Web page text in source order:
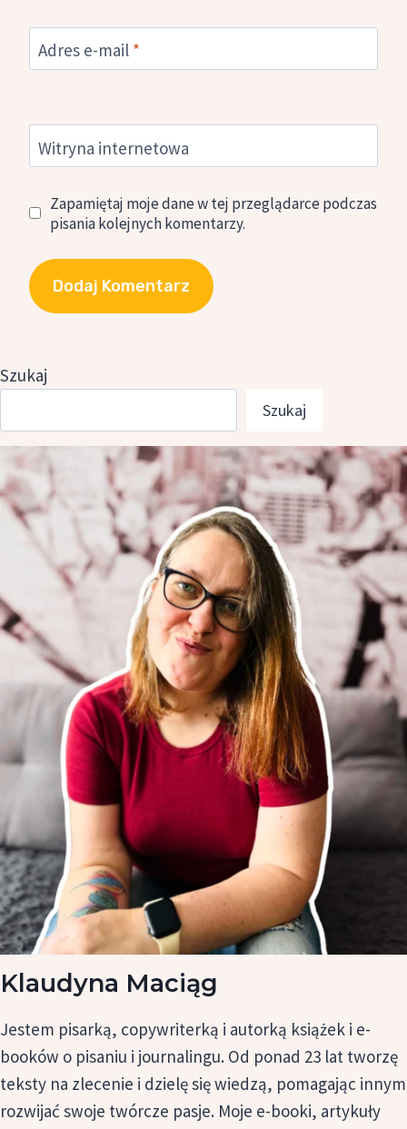
Adres e-mail *
Witryna internetowa
Zapamiętaj moje dane w tej przeglądarce podczas
pisania kolejnych komentarzy.
Szukaj
Szukaj
Klaudyna Maciąg
Jestem pisarką, copywriterką i autorką książek i e-
booków o pisaniu i journalingu. Od ponad 23 lat tworzę
teksty na zlecenie i dzielę się wiedzą, pomagając innym
rozwijać swoje twórcze pasje. Moje e-booki, artykuły